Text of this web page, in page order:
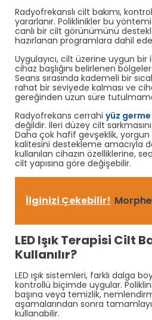
Radyofrekanslı cilt bakımı,
yararlanır. Poliklinikler bu
canlı bir cilt görünümünü
hazırlanan programlara dahil
Uygulayıcı, cilt üzerine uygun
cihaz başlığını belirlenen
Seans sırasında kademeli bir
rahat bir seviyede kalması ve
gereğinden uzun süre
Radyofrekans cerrahi yüz germe
değildir. İleri düzey cilt
Daha çok hafif gevşeklik,
kalitesini destekleme amacıyla
kullanılan cihazın özelliklerine,
cilt yapısına göre değişebilir.
İlginizi Çekebilir!
LED Işık Terapisi Cilt
Kullanılır?
LED ışık sistemleri, farklı dalga
kontrollü biçimde uygular.
başına veya temizlik,
aşamalarından sonra
kullanabilir.